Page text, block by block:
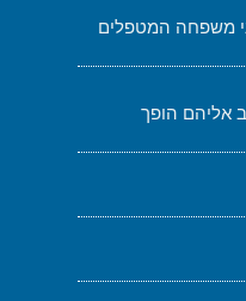
משפחה המטפלים
אליהם הופך